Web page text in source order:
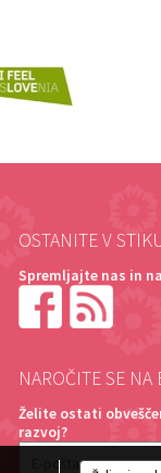
OSTANITE V
Spremljajte nas in
NAROČITE SE NA
Želite ostati
razvoj?